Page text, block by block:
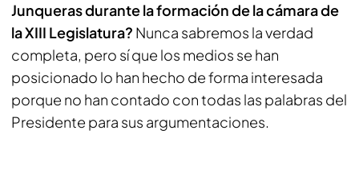
Junqueras durante la formación de la cámara de
la XIII Legislatura? Nunca sabremos la verdad
completa, pero sí que los medios se han
posicionado lo han hecho de forma interesada
porque no han contado con todas las palabras del
Presidente para sus argumentaciones.